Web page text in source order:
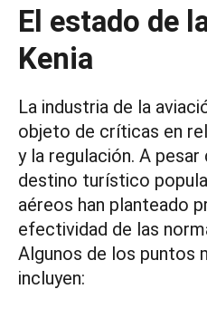
El estado de
Kenia
La industria de la
objeto de críticas en
y la regulación. A pesar
destino turístico
aéreos han planteado
efectividad de las
Algunos de los puntos
incluyen: